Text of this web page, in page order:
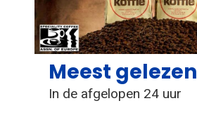
Meest gelezen
In de afgelopen 24 uur